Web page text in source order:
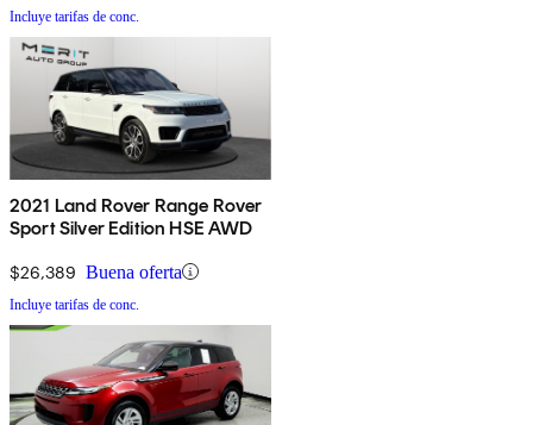
Incluye tarifas de conc.
2021 Land Rover Range Rover
Sport Silver Edition HSE AWD
$26,389 Buena oferta
Incluye tarifas de conc.